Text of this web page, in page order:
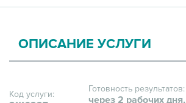
ОПИСАНИЕ УСЛУГИ
Код услуги:
Готовность результатов:
через 2 рабочих дня,